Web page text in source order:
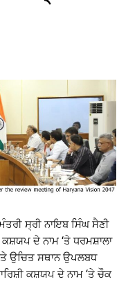
ਸ੍ਰੀ ਨਾਇਬ ਸਿੰਘ ਸੈਣੀ
ਦੇ ਨਾਮ ‘ਤੇ ਧਰਮਸ਼ਾਲਾ
ਉਚਿਤ ਸਥਾਨ ਉਪਲਬਧ
ਕਸ਼ਯਪ ਦੇ ਨਾਮ ‘ਤੇ ਚੌਕ